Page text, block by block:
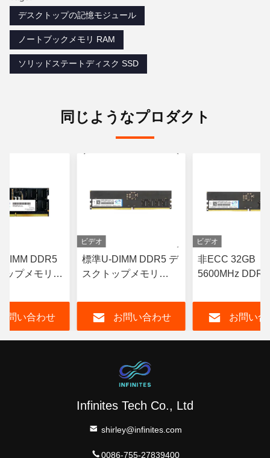
デスクトップの記憶モジュール
ノートブックメモリ RAM
ソリッドステートディスク SSD
同じようなプロダクト
DIMM DDR5
ップメモリ
問い合わせ
ビデオ
標準U-DIMM DDR5 デ
スクトップメモリ
RAM 非ECC
お問い合わせ
ビデオ
非ECC 32GB
5600MHz
デクトップコン
タ用
お問い合
Infinites Tech Co., Ltd
shirley@infinites.com
0086-755-27839400